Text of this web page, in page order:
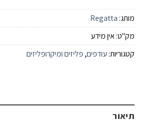
מותג: Regatta
מק"ט:אין מידע
קטגוריות: עודפים, פליזים ומיקרופליזים
תיאור